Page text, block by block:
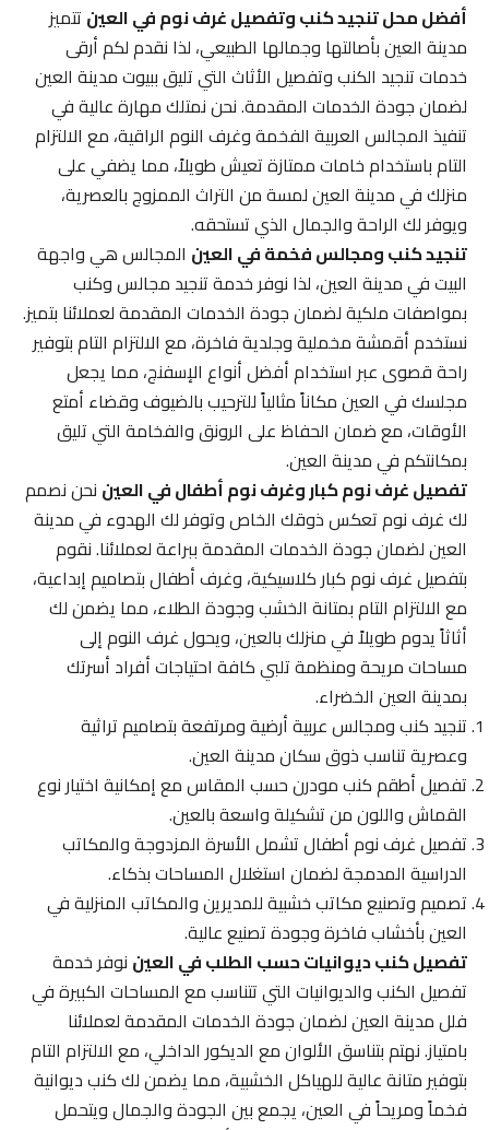
أفضل محل تنجيد كنب وتفصيل غرف نوم في العينتتميز
مدينة العين بأصالتها وجمالها الطبيعي، لذا نقدم لكم أرقى
خدمات تنجيد الكنب وتفصيل الأثاث التي تليق ببيوت مدينة العين
لضمان جودة الخدمات المقدمة. نحن نمتلك مهارة عالية في
تنفيذ المجالس العربية الفخمة وغرف النوم الراقية، مع الالتزام
التام باستخدام خامات ممتازة تعيش طويلاً، مما يضفي على
منزلك في مدينة العين لمسة من التراث الممزوج بالعصرية،
ويوفر لك الراحة والجمال الذي تستحقه.
تنجيد كنب ومجالس فخمة في العينالمجالس هي واجهة
البيت في مدينة العين، لذا نوفر خدمة تنجيد مجالس وكنب
بمواصفات ملكية لضمان جودة الخدمات المقدمة لعملائنا بتميز.
نستخدم أقمشة مخملية وجلدية فاخرة، مع الالتزام التام بتوفير
راحة قصوى عبر استخدام أفضل أنواع الإسفنج، مما يجعل
مجلسك في العين مكاناً مثالياً للترحيب بالضيوف وقضاء أمتع
الأوقات، مع ضمان الحفاظ على الرونق والفخامة التي تليق
بمكانتكم في مدينة العين.
تفصيل غرف نوم كبار وغرف نوم أطفال في العيننحن نصمم
لك غرف نوم تعكس ذوقك الخاص وتوفر لك الهدوء في مدينة
العين لضمان جودة الخدمات المقدمة ببراعة لعملائنا. نقوم
بتفصيل غرف نوم كبار كلاسيكية، وغرف أطفال بتصاميم إبداعية،
مع الالتزام التام بمتانة الخشب وجودة الطلاء، مما يضمن لك
أثاثاً يدوم طويلاً في منزلك بالعين، ويحول غرف النوم إلى
مساحات مريحة ومنظمة تلبي كافة احتياجات أفراد أسرتك
بمدينة العين الخضراء.
تنجيد كنب ومجالس عربية أرضية ومرتفعة بتصاميم تراثية
وعصرية تناسب ذوق سكان مدينة العين.
تفصيل أطقم كنب مودرن حسب المقاس مع إمكانية اختيار نوع
القماش واللون من تشكيلة واسعة بالعين.
تفصيل غرف نوم أطفال تشمل الأسرة المزدوجة والمكاتب
الدراسية المدمجة لضمان استغلال المساحات بذكاء.
تصميم وتصنيع مكاتب خشبية للمديرين والمكاتب المنزلية في
العين بأخشاب فاخرة وجودة تصنيع عالية.
تفصيل كنب ديوانيات حسب الطلب في العيننوفر خدمة
تفصيل الكنب والديوانيات التي تتناسب مع المساحات الكبيرة في
فلل مدينة العين لضمان جودة الخدمات المقدمة لعملائنا
بامتياز. نهتم بتناسق الألوان مع الديكور الداخلي، مع الالتزام التام
بتوفير متانة عالية للهياكل الخشبية، مما يضمن لك كنب ديوانية
فخماً ومريحاً في العين، يجمع بين الجودة والجمال ويتحمل